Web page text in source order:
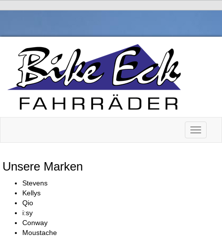
Toggle
Unsere Marken
Stevens
Kellys
Qio
i:sy
Conway
Moustache